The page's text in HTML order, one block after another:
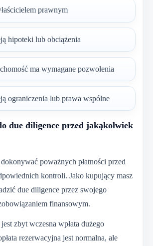
prawnym
hipoteki lub obciążenia
ma wymagane pozwolenia
ograniczenia lub prawa wspólne
due diligence przed jakąkolwiek
poważnych płatności przed
kontroli. Jako kupujący masz
due diligence przez swojego
finansowym.
zbyt wczesna wpłata dużego
rezerwacyjna jest normalna, ale